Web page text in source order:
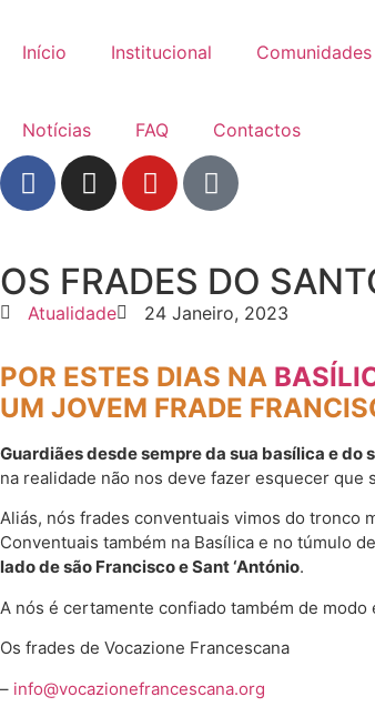
Início Institucional Comunidades
Notícias FAQ Contactos
OS FRADES DO
Atualidade 24 Janeiro, 2023
POR ESTES DIAS NA
UM JOVEM FRADE
Guardiães desde sempre da sua basílica e do
na realidade não nos deve fazer esquecer que
Aliás, nós frades conventuais vimos do tronco
Conventuais também na Basílica e no túmulo
lado de são Francisco e Sant ‘António.
A nós é certamente confiado também de
Os frades de Vocazione Francescana
– info@vocazionefrancescana.org